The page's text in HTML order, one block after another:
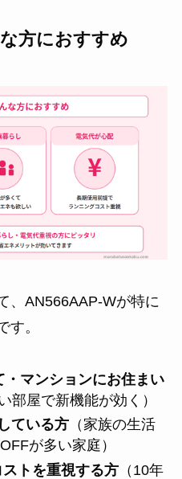
方におすすめ
、AN566AAP-Wが特に
す。
マンションにお住まい
部屋で新機能が効く）
ている方（家族の生活
が多い家庭）
トを重視する方（10年